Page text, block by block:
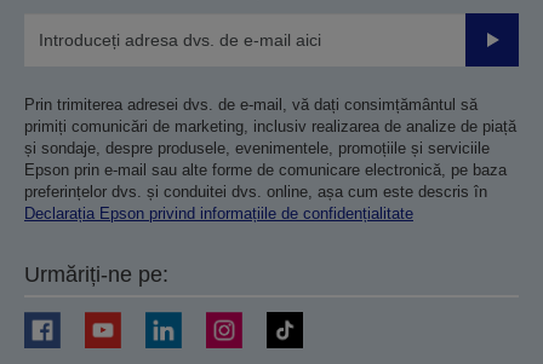
Prin trimiterea adresei dvs. de e-mail, vă dați consimțământul să
primiți comunicări de marketing, inclusiv realizarea de analize de piață
și sondaje, despre produsele, evenimentele, promoțiile și serviciile
Epson prin e-mail sau alte forme de comunicare electronică, pe baza
preferințelor dvs. și conduitei dvs. online, așa cum este descris în
Declarația Epson privind informațiile de confidențialitate
Urmăriți-ne pe: